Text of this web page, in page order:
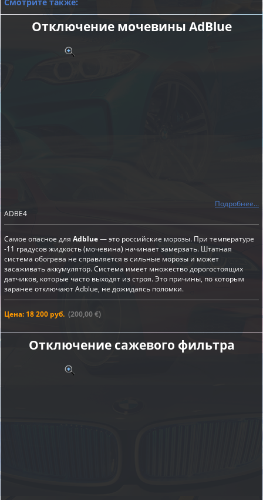
Отключение мочевины AdBlue
Подробнее...
ADBE4
Самое опасное для Adblue— это российские морозы. При температуре
-11 градусов жидкость (мочевина) начинает замерзать. Штатная
система обогрева не справляется в сильные морозы и может
засаживать аккумулятор. Система имеет множество дорогостоящих
датчиков, которые часто выходят из строя. Это причины, по которым
заранее отключают Adblue, не дожидаясь поломки.
Цена: 18 200 руб. (200,00 €)
Отключение сажевого фильтра